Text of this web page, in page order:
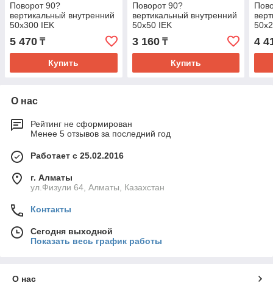
Поворот 90?
вертикальный внутренний
50х300 IEK
5 470 ₸
Купить
Поворот 90?
вертикальный внутренний
50х50 IEK
3 160₸
Купить
4
О нас
Рейтинг не сформирован
Менее 5 отзывов за последний год
Работает с 25.02.2016
г. Алматы
ул.Физули 64, Алматы, Казахстан
Контакты
Сегодня выходной
Показать весь график работы
О нас